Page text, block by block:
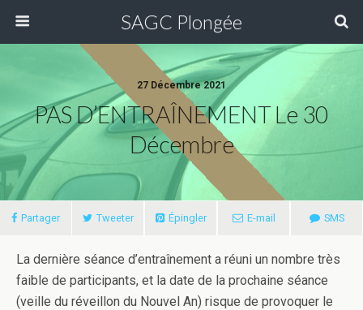
SAGC Plongée
27 Décembre 2021
PAS D’ENTRAÎNEMENT Le 30
Décembre
Partager Tweeter Épingler E-mail SMS
La dernière séance d’entraînement a réuni un nombre très
faible de participants, et la date de la prochaine séance
(veille du réveillon du Nouvel An) risque de provoquer le